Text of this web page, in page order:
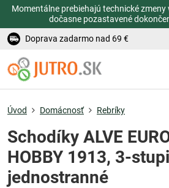
Momentálne prebiehajú technické
dočasne pozastavené
Doprava zadarmo nad 69 €
Úvod Domácnosť Rebríky
Schodíky ALVE
HOBBY 1913, 3-
jednostranné